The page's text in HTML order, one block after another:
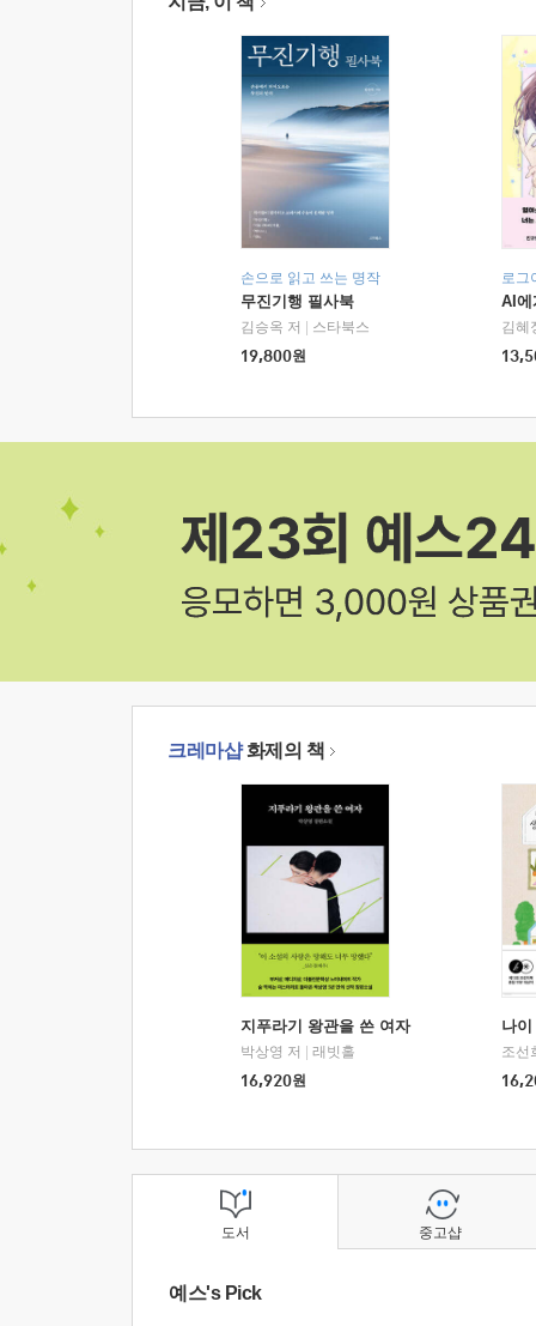
손으로 읽고 쓰는 명작
무진기행 필사북
김승옥 저
스타북스
19,800원
로그
AI에
김혜
크레마샵화제의 책
지푸라기 왕관을 쓴 여자
박상영 저
래빗홀
16,920원
나
조선
도서
예스's Pick
중고샵